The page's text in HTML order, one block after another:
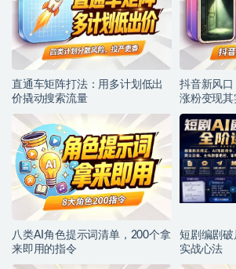
直通车矩阵打法：用多计划低出
价撬动搜索流量
抖音新风口
涨粉变现
八类AI角色提示词清单，200个拿
来即用的指令
短剧编剧
实战心法